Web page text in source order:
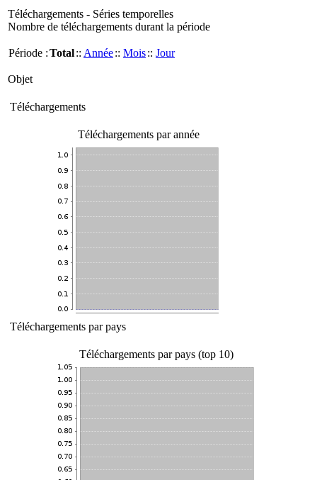
Téléchargements - Séries temporelles
Nombre de téléchargements durant la période
Période :Total:: Année:: Mois:: Jour
Objet
Téléchargements
Téléchargements par année
Téléchargements par pays
Téléchargements par pays (top 10)